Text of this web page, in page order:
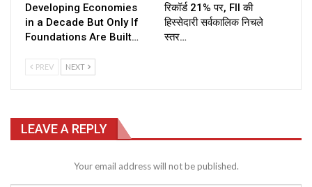
Developing Economies
in a Decade But Only If
Foundations Are Built…
रिकॉर्ड 21% पर, FII की
हिस्सेदारी सर्वकालिक निचले
स्तर…
PREV NEXT
LEAVE A REPLY
Your email address will not be published.